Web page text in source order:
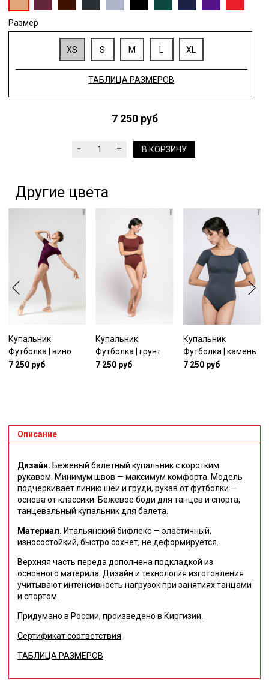
Размер
XS S M L XL
ТАБЛИЦА РАЗМЕРОВ
7 250 руб
В КОРЗИНУ
Другие цвета
Купальник
Футболка | вино
7 250 руб
Купальник
Футболка | грунт
7 250 руб
Купальник
Футболка | камень
7 250 руб
Описание
Дизайн. Бежевый балетный купальник с коротким
рукавом. Минимум швов — максимум комфорта. Модель
подчеркивает линию шеи и груди, рукав от футболки —
основа от классики. Бежевое боди для танцев и спорта,
танцевальный купальник для балета.
Материал. Итальянский бифлекс — эластичный,
износостойкий, быстро сохнет, не деформируется.
Верхняя часть переда дополнена подкладкой из
основного материла. Дизайн и технология изготовления
учитывают интенсивность нагрузок при занятиях танцами
и спортом.
Придумано в России, произведено в Киргизии.
Сертификат соответствия
ТАБЛИЦА РАЗМЕРОВ